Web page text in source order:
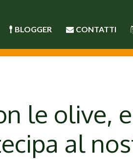
BLOGGER CONTATTI
le olive,
al